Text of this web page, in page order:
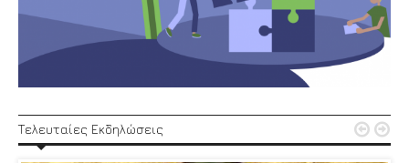
Τελευταίες Εκδηλώσεις  